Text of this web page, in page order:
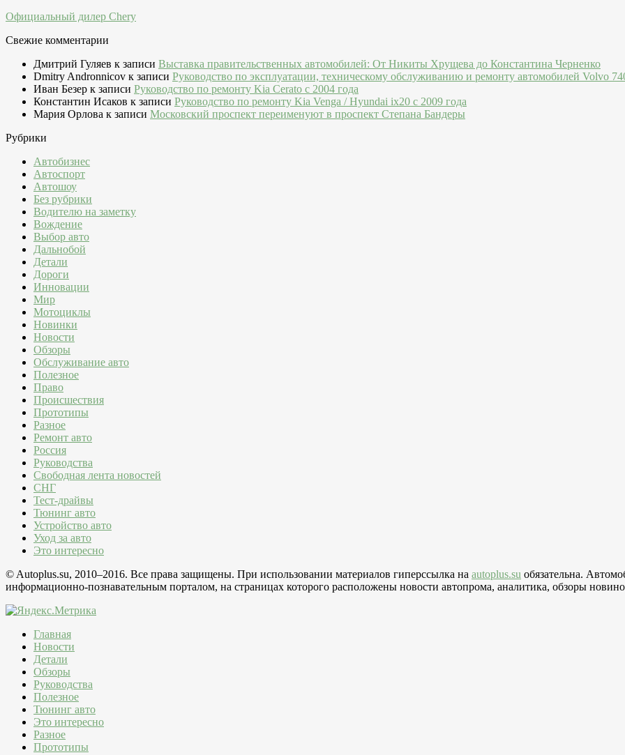
Официальный дилер Chery
Свежие комментарии
Дмитрий Гуляев к записи Выставка правительственных автомобилей: От Никиты Хрущева до Константина Черненко
Dmitry Andronnicov к записи Руководство по эксплуатации, техническому обслуживанию и ремонту автомобилей Volvo
Иван Безер к записи Руководство по ремонту Kia Cerato c 2004 года
Константин Исаков к записи Руководство по ремонту Kia Venga / Hyundai ix20 c 2009 года
Мария Орлова к записи Московский проспект переименуют в проспект Степана Бандеры
Рубрики
Автобизнес
Автоспорт
Автошоу
Без рубрики
Водителю на заметку
Вождение
Выбор авто
Дальнобой
Детали
Дороги
Инновации
Мир
Мотоциклы
Новинки
Новости
Обзоры
Обслуживание авто
Полезное
Право
Происшествия
Прототипы
Разное
Ремонт авто
Россия
Руководства
Свободная лента новостей
СНГ
Тест-драйвы
Тюнинг авто
Устройство авто
Уход за авто
Это интересно
© Autoplus.su, 2010–2016. Все права защищены. При использовании материалов гиперссылка на autoplus.su обязательна.
информационно-познавательным порталом, на страницах которого расположены новости автопрома, аналитика, обзоры
Главная
Новости
Детали
Обзоры
Руководства
Полезное
Тюнинг авто
Это интересно
Разное
Прототипы